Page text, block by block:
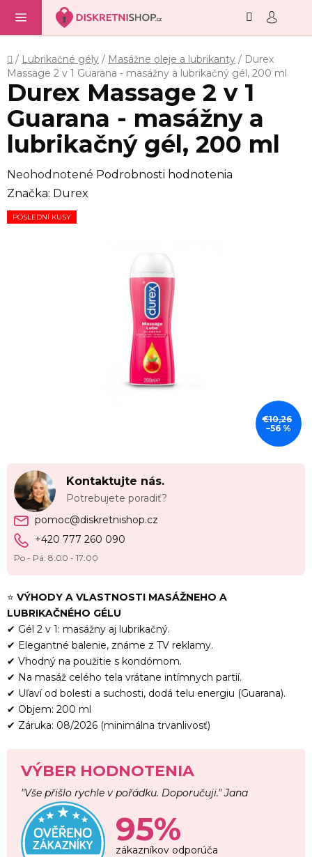
obsah
Domov
/ Lubrikačné gély / Masážne oleje a lubrikanty / Durex
Massage 2 v 1 Guarana - masážny a lubrikačný gél, 200 ml
⭐ VÝHODY A VLASTNOSTI MASÁŽNEHO A
LUBRIKAČNÉHO GÉLU
✔ Gél 2 v 1: masážny aj lubrikačný.
✔ Elegantné balenie, známe z TV reklamy.
✔ Vhodný na použitie s kondómom.
✔ Na masáž celého tela vrátane intímnych partií.
✔ Uľaví od bolesti a suchosti, dodá telu energiu (Guarana).
✔ Objem: 200 ml
✔ Záruka: 08/2026 (minimálna trvanlivosť)
VÝBER HODNOTENIA
"Vše přišlo rychle v pořádku. Doporučuji." Jana
95%
zákazníkov odporúča
Durex Massage 2 v 1
Guarana - masážny a
lubrikačný gél, 200 ml
Priemerné
hodnotenie
produktu
Neohodnotené Podrobnosti hodnotenia
Značka: Durex
POSLEDNÍ KUSY
€10,26
–56 %
Kontaktujte nás.
Potrebujete poradiť?
pomoc@diskretnishop.cz
+420 777 260 090
Po - Pá: 8:00 - 17:00